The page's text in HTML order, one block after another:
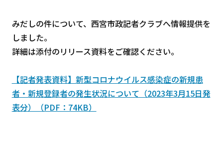
みだしの件について、西宮市政記者クラブへ情報提供を
しました。
詳細は添付のリリース資料をご確認ください。
【記者発表資料】新型コロナウイルス感染症の新規患
者・新規登録者の発生状況について（2023年3月15日発
表分）（PDF：74KB）